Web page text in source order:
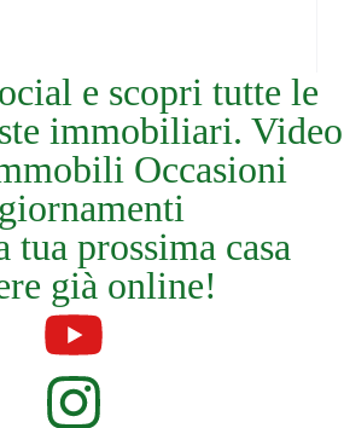
e scopri tutte le
immobiliari. Video
Occasioni
prossima casa
già online!